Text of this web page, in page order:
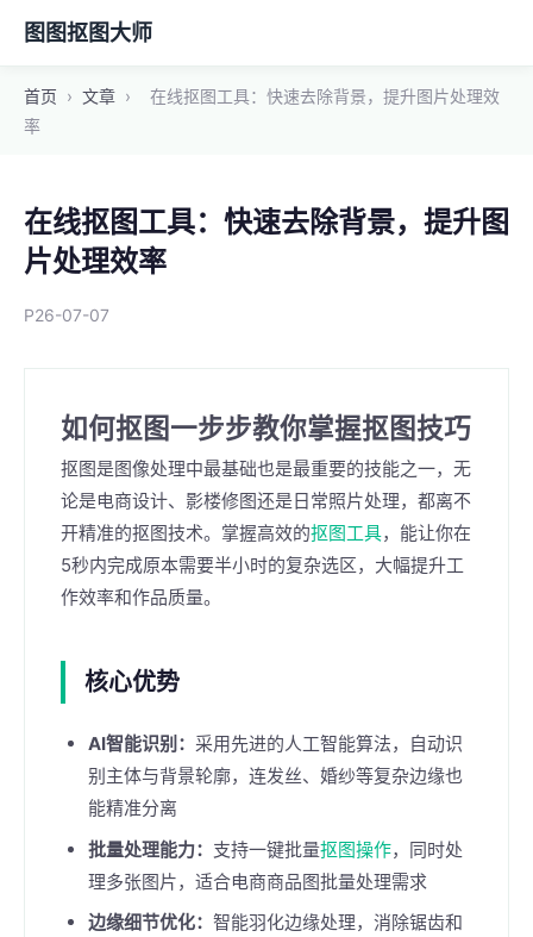
图图抠图大师
首页 › 文章 ›
在线抠图工具：快速去除背景，提升图片处理效
率
在线抠图工具：快速去除背景，提升图
片处理效率
P26-07-07
如何抠图一步步教你掌握抠图技巧
抠图是图像处理中最基础也是最重要的技能之一，无
论是电商设计、影楼修图还是日常照片处理，都离不
开精准的抠图技术。掌握高效的抠图工具，能让你在
5秒内完成原本需要半小时的复杂选区，大幅提升工
作效率和作品质量。
核心优势
AI智能识别： 采用先进的人工智能算法，自动识
别主体与背景轮廓，连发丝、婚纱等复杂边缘也
能精准分离
批量处理能力： 支持一键批量抠图操作，同时处
理多张图片，适合电商商品图批量处理需求
边缘细节优化： 智能羽化边缘处理，消除锯齿和